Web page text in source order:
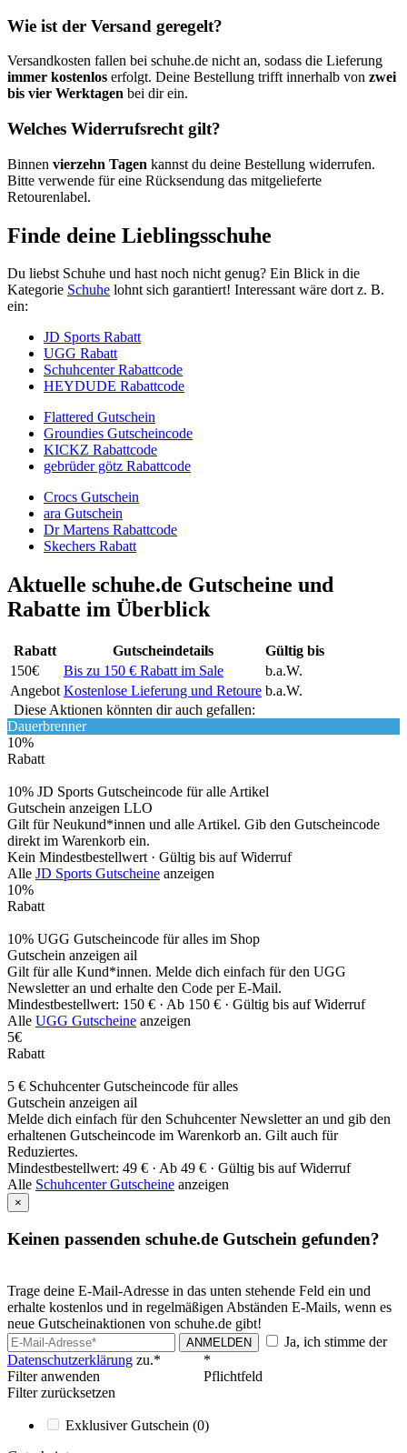
Wie ist der Versand geregelt?
Versandkosten fallen bei schuhe.de nicht an, sodass die Lieferung
immer kostenlos erfolgt. Deine Bestellung trifft innerhalb von zwei
bis vier Werktagen bei dir ein.
Welches Widerrufsrecht gilt?
Binnen vierzehn Tagen kannst du deine Bestellung widerrufen.
Bitte verwende für eine Rücksendung das mitgelieferte
Retourenlabel.
Finde deine Lieblingsschuhe
Du liebst Schuhe und hast noch nicht genug? Ein Blick in die
Kategorie Schuhe lohnt sich garantiert! Interessant wäre dort z. B.
ein:
JD Sports Rabatt
UGG Rabatt
Schuhcenter Rabattcode
HEYDUDE Rabattcode
Flattered Gutschein
Groundies Gutscheincode
KICKZ Rabattcode
gebrüder götz Rabattcode
Crocs Gutschein
ara Gutschein
Dr Martens Rabattcode
Skechers Rabatt
Aktuelle schuhe.de Gutscheine und
Rabatte im Überblick
Rabatt Gutscheindetails
Gültig bis
150€
Bis zu 150 € Rabatt im Sale
b.a.W.
Angebot Kostenlose Lieferung und Retoure b.a.W.
Diese Aktionen könnten dir auch gefallen:
Dauerbrenner
10%
Rabatt
10% JD Sports Gutscheincode für alle Artikel
Gutschein anzeigen LLO
Gilt für Neukund*innen und alle Artikel. Gib den Gutscheincode
direkt im Warenkorb ein.
Kein Mindestbestellwert · Gültig bis auf Widerruf
Alle JD Sports Gutscheine anzeigen
10%
Rabatt
10% UGG Gutscheincode für alles im Shop
Gutschein anzeigen ail
Gilt für alle Kund*innen. Melde dich einfach für den UGG
Newsletter an und erhalte den Code per E-Mail.
Mindestbestellwert: 150 € · Ab 150 € · Gültig bis auf Widerruf
Alle UGG Gutscheine anzeigen
5€
Rabatt
5 € Schuhcenter Gutscheincode für alles
Gutschein anzeigen ail
Melde dich einfach für den Schuhcenter Newsletter an und gib den
erhaltenen Gutscheincode im Warenkorb an. Gilt auch für
Reduziertes.
Mindestbestellwert: 49 € · Ab 49 € · Gültig bis auf Widerruf
Alle Schuhcenter Gutscheine anzeigen
×
Keinen passenden schuhe.de Gutschein gefunden?
Trage deine E-Mail-Adresse in das unten stehende Feld ein und
erhalte kostenlos und in regelmäßigen Abständen E-Mails, wenn es
neue Gutscheinaktionen von schuhe.de gibt!
ANMELDEN
Ja, ich stimme der
Datenschutzerklärung zu.*
*
Pflichtfeld
Filter anwenden
Filter zurücksetzen
Exklusiver Gutschein (0)